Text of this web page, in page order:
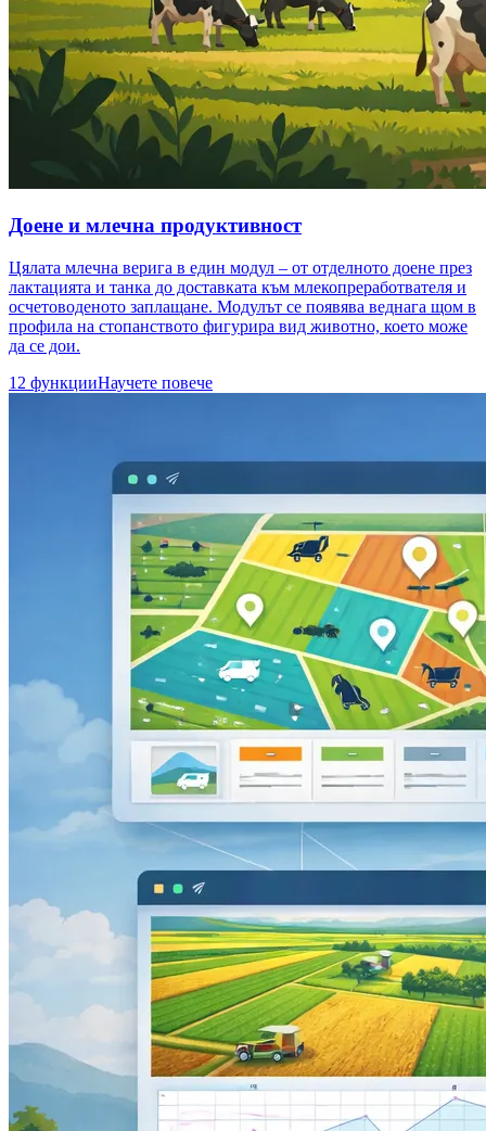
Доене и млечна продуктивност
Цялата млечна верига в един модул – от отделното доене през
лактацията и танка до доставката към млекопреработвателя и
осчетоводеното заплащане. Модулът се появява веднага щом в
профила на стопанството фигурира вид животно, което може
да се дои.
12 функцииНаучете повече